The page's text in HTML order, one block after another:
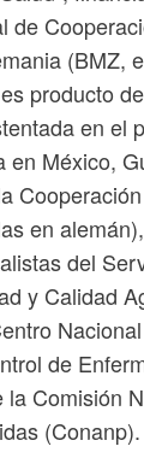
de
(BMZ,
producto
en el
en México,
en
del
y Calidad
de
la Comisión
(Conanp).